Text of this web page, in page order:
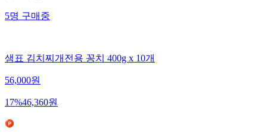
5명 구매중
샘표 김치찌개전용 꽁치 400g x 10개
56,000원
17%46,360원